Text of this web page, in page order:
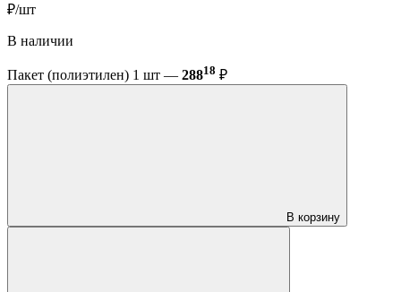
₽/шт
В наличии
Пакет (полиэтилен) 1 шт — 28818 ₽
В корзину